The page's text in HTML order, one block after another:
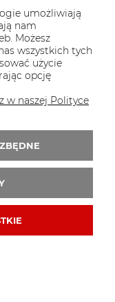
"Moje 1
zł
umożliwiają
nam
Możesz
wszystkich tych
użycie
opcję
w naszej Polityce